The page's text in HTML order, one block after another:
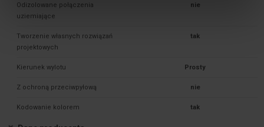
Odizolowane połączenia
uziemiające
nie
Tworzenie własnych rozwiązań
projektowych
tak
Kierunek wylotu Prosty
Z ochroną przeciwpyłową nie
Kodowanie kolorem tak